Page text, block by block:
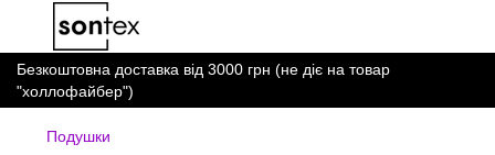
Безкоштовна доставка від 3000 грн (не діє на товар
"холлофайбер")
Подушки